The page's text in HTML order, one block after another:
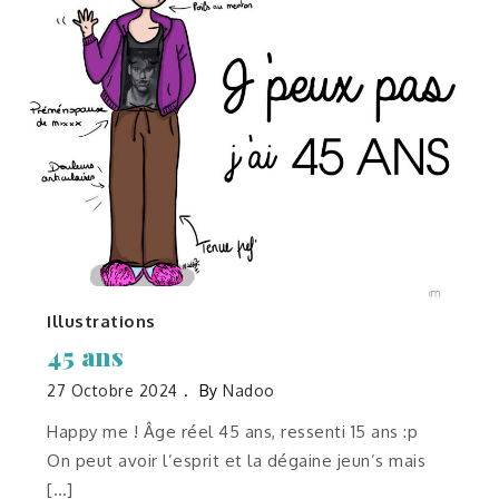
Illustrations
45 ans
27 Octobre 2024 ByNadoo
Happy me ! Âge réel 45 ans, ressenti 15 ans :p
On peut avoir l’esprit et la dégaine jeun’s mais
[…]